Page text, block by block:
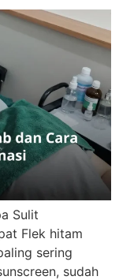
Sulit
Flek hitam
sering
sudah